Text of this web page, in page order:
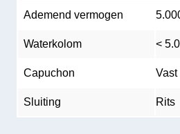
Ademend vermogen
Waterkolom <
Capuchon Vast
Sluiting Rits